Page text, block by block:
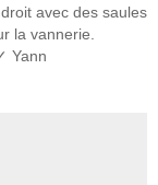
avec des saules
la vannerie.
Yann